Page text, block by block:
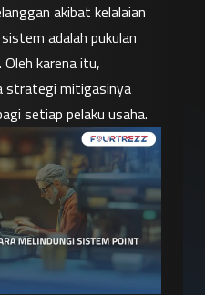
akibat kelalaian
adalah pukulan
karena itu,
strategi mitigasinya
setiap pelaku usaha.